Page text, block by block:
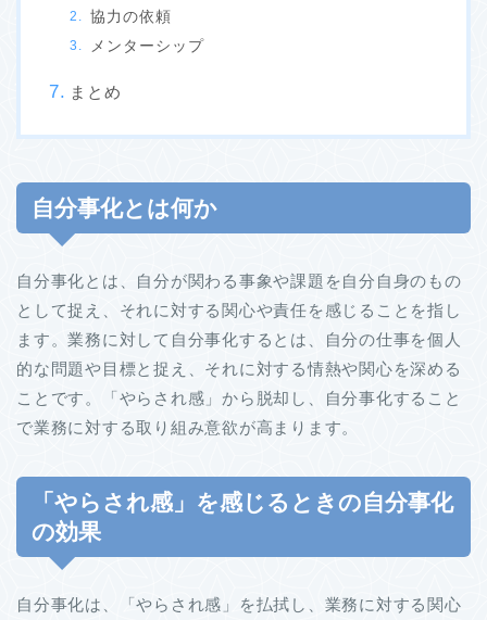
協力の依頼
メンターシップ
まとめ
自分事化とは何か
自分事化とは、自分が関わる事象や課題を自分自身のもの
として捉え、それに対する関心や責任を感じることを指し
ます。業務に対して自分事化するとは、自分の仕事を個人
的な問題や目標と捉え、それに対する情熱や関心を深める
ことです。「やらされ感」から脱却し、自分事化すること
で業務に対する取り組み意欲が高まります。
「やらされ感」を感じるときの自分事化
の効果
自分事化は、「やらされ感」を払拭し、業務に対する関心